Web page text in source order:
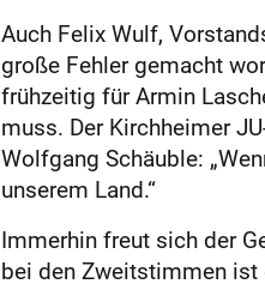
Auch Felix Wulf,
große Fehler gemacht
frühzeitig für Armin
muss. Der Kirchheimer
Wolfgang Schäuble:
unserem Land.“
Immerhin freut sich der
bei den Zweitstimmen